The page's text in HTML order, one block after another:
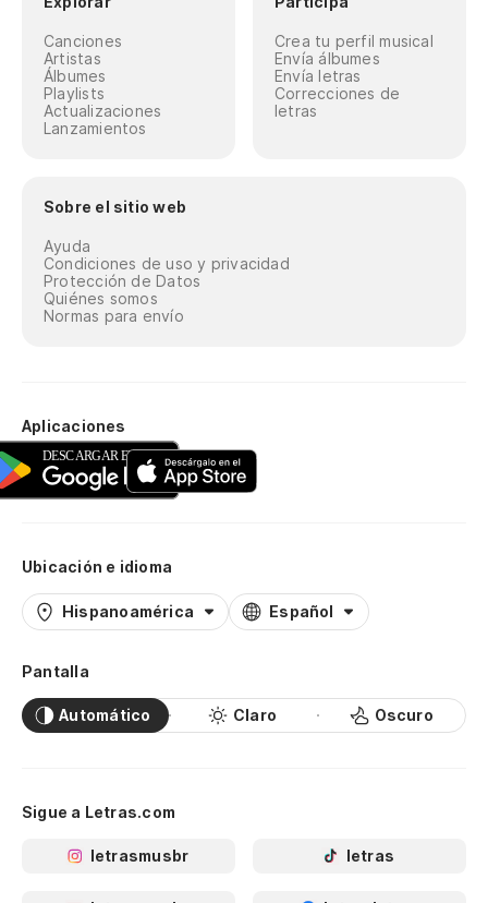
Canciones
Artistas
Álbumes
Playlists
Actualizaciones
Lanzamientos
Crea tu perfil musical
Envía álbumes
Envía letras
Correcciones de
letras
Sobre el sitio web
Ayuda
Condiciones de uso y privacidad
Protección de Datos
Quiénes somos
Normas para envío
Aplicaciones
Ubicación e idioma
Hispanoamérica Español
Pantalla
Automático Claro Oscuro
Sigue a Letras.com
letrasmusbr letras